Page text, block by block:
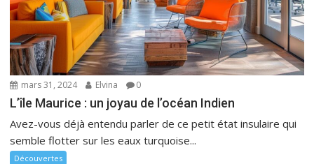
mars 31, 2024 Elvina 0
L’île Maurice : un joyau de l’océan Indien
Avez-vous déjà entendu parler de ce petit état insulaire qui
semble flotter sur les eaux turquoise...
Découvertes